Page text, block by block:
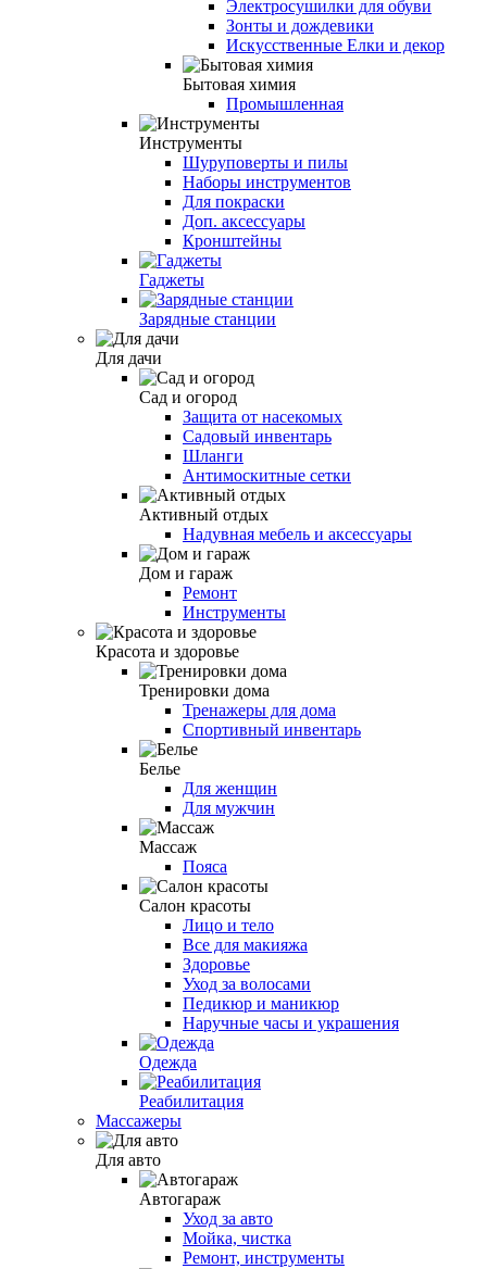
Электросушилки для обуви
Зонты и дождевики
Искусственные Елки и декор
Бытовая химия
Промышленная
Инструменты
Шуруповерты и пилы
Наборы инструментов
Для покраски
Доп. аксессуары
Кронштейны
Гаджеты
Зарядные станции
Для дачи
Сад и огород
Защита от насекомых
Садовый инвентарь
Шланги
Антимоскитные сетки
Активный отдых
Надувная мебель и аксессуары
Дом и гараж
Ремонт
Инструменты
Красота и здоровье
Тренировки дома
Тренажеры для дома
Спортивный инвентарь
Белье
Для женщин
Для мужчин
Массаж
Пояса
Салон красоты
Лицо и тело
Все для макияжа
Здоровье
Уход за волосами
Педикюр и маникюр
Наручные часы и украшения
Одежда
Реабилитация
Массажеры
Для авто
Автогараж
Уход за авто
Мойка, чистка
Ремонт, инструменты